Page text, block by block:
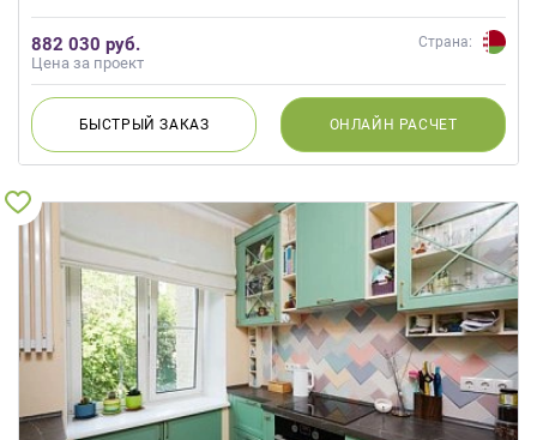
882 030 руб.
Цена за проект
Страна:
БЫСТРЫЙЗАКАЗ ОНЛАЙН РАСЧЕТ